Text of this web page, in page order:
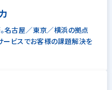
名古屋／東京／横浜の拠点
ービスでお客様の課題解決を